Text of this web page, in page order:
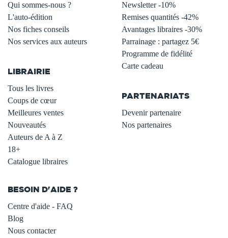
Qui sommes-nous ?
L'auto-édition
Nos fiches conseils
Nos services aux auteurs
LIBRAIRIE
Tous les livres
Coups de cœur
Meilleures ventes
Nouveautés
Auteurs de A à Z
18+
Catalogue libraires
Newsletter -10%
Remises quantités -42%
Avantages libraires -30%
Parrainage : partagez 5€
Programme de fidélité
Carte cadeau
PARTENARIATS
Devenir partenaire
Nos partenaires
BESOIN D'AIDE ?
Centre d'aide - FAQ
Blog
Nous contacter